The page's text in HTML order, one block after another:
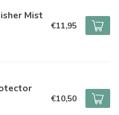
Mist
€11,95
€10,50